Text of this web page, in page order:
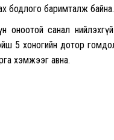
бодлого баримталж байна.
оноотой санал
5 хоногийн дотор
хэмжээг авна.